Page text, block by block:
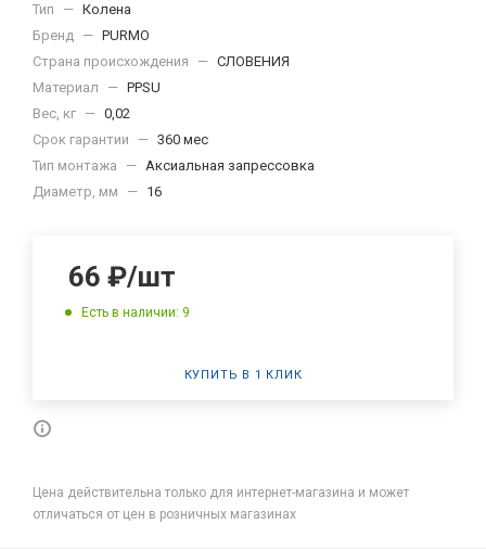
Тип — Колена
Бренд — PURMO
Страна происхождения
— СЛОВЕНИЯ
Материал
— PPSU
Вес, кг — 0,02
Срок гарантии
— 360 мес
Тип монтажа
— Аксиальная запрессовка
Диаметр, мм
— 16
66 ₽/шт
Есть в наличии: 9
КУПИТЬ В 1 КЛИК
Цена действительна только для интернет-магазина и может
отличаться от цен в розничных магазинах